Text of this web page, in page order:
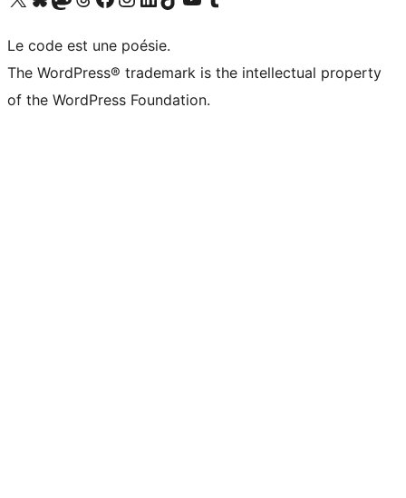
Le code est une poésie.
The WordPress® trademark is the intellectual property
of the WordPress Foundation.